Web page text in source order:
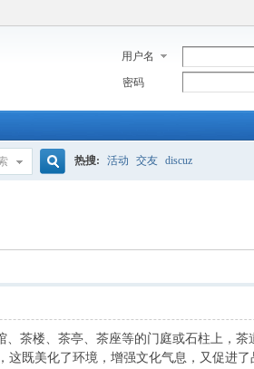
用户名
密码
热搜: 活动 交友 discuz
、茶楼、茶亭、茶座等的门庭或石柱上，
既美化了环境，增强文化气息，又促进了